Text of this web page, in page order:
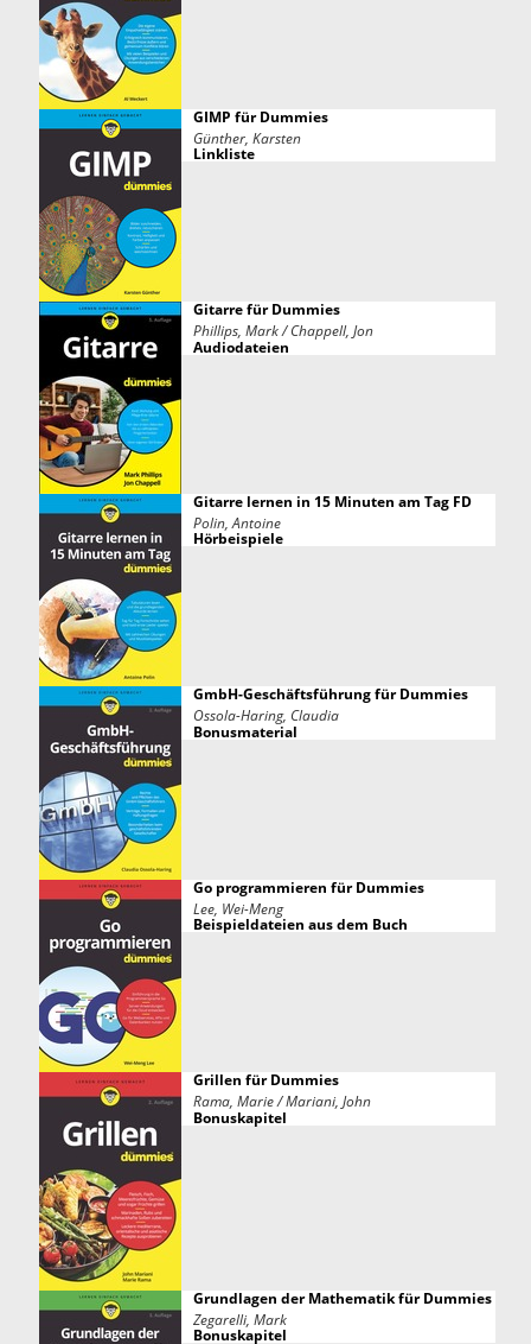
GIMP für Dummies
Günther, Karsten
Linkliste
Gitarre für Dummies
Phillips, Mark / Chappell, Jon
Audiodateien
Gitarre lernen in 15 Minuten am Tag FD
Polin, Antoine
Hörbeispiele
GmbH-Geschäftsführung für Dummies
Ossola-Haring, Claudia
Bonusmaterial
Go programmieren für Dummies
Lee, Wei-Meng
Beispieldateien aus dem Buch
Grillen für Dummies
Rama, Marie / Mariani, John
Bonuskapitel
Grundlagen der Mathematik für Dummies
Zegarelli, Mark
Bonuskapitel